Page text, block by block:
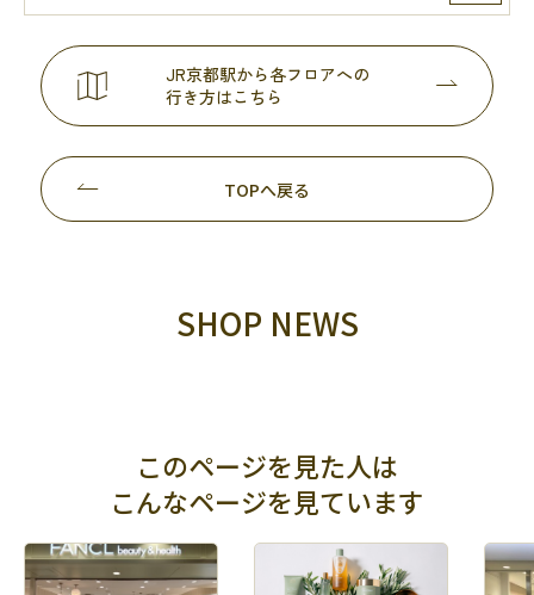
JR京都駅から各フロアへの
行き方はこちら
TOPへ戻る
SHOP NEWS
このページを見た人は
こんなページを見ています